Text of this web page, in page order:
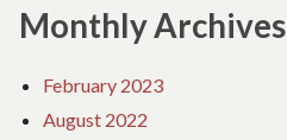
Monthly Archives
February 2023
August 2022